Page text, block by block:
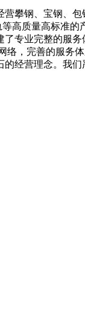
攀钢、宝钢、
高质量高标准
专业完整的服
，完善的服务
的经营理念。我们